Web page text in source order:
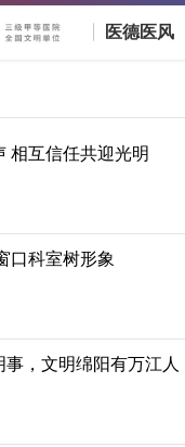
医德医风
相互信任共迎光明
得现金还失主 窗口科室树形象
，文明绵阳有万江人